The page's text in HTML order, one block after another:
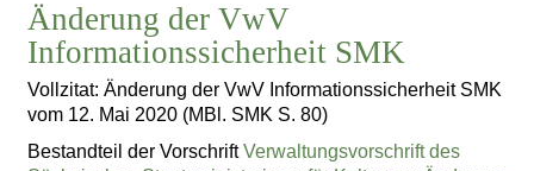
Änderung der VwV
Informationssicherheit SMK
Vollzitat: Änderung der VwV Informationssicherheit SMK
vom 12. Mai 2020 (MBl. SMK S. 80)
Bestandteil der VorschriftVerwaltungsvorschrift des